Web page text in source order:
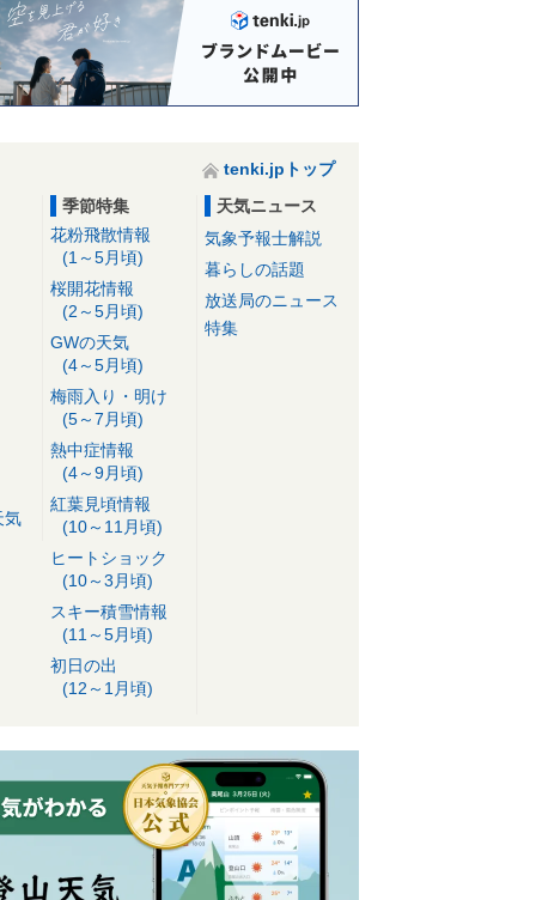
tenki.jpトップ
気
季節特集
花粉飛散情報
(1～5月頃)
桜開花情報
(2～5月頃)
GWの天気
(4～5月頃)
梅雨入り・明け
(5～7月頃)
熱中症情報
(4～9月頃)
紅葉見頃情報
(10～11月頃)
ヒートショック
(10～3月頃)
スキー積雪情報
(11～5月頃)
初日の出
(12～1月頃)
天気ニュース
気象予報士解説
暮らしの話題
放送局のニュース
特集